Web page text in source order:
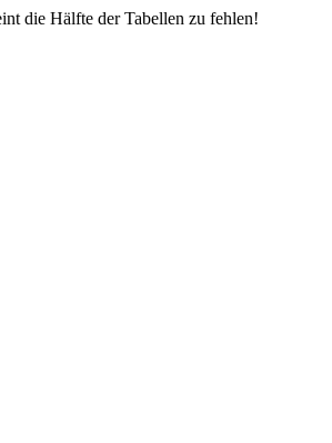
die Hälfte der Tabellen zu fehlen!